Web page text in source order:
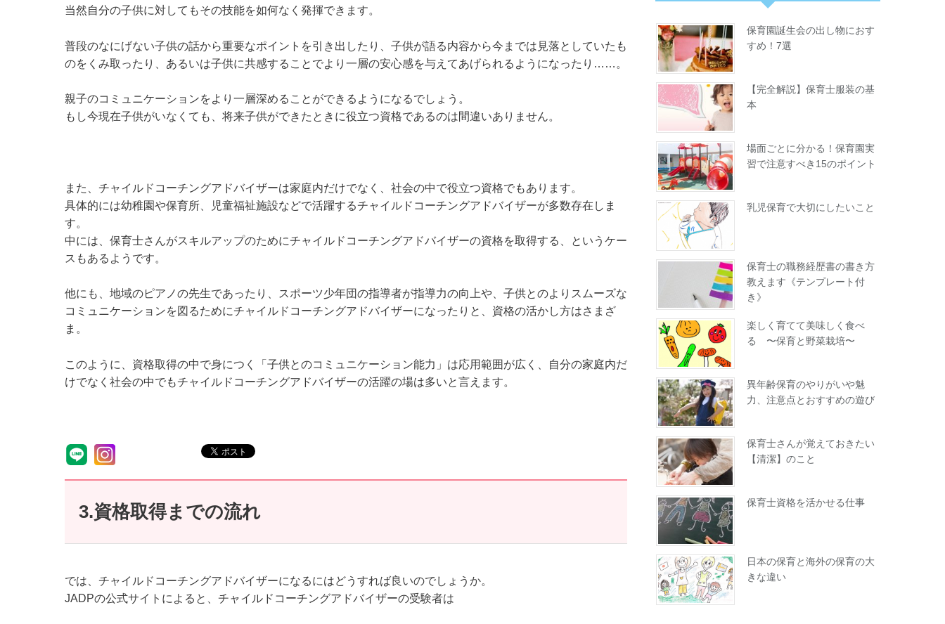
当然自分の子供に対してもその技能を如何なく発揮できます。
普段のなにげない子供の話から重要なポイントを引き出したり、子供が語る内容から今までは見落としていたも
のをくみ取ったり、あるいは子供に共感することでより一層の安心感を与えてあげられるようになったり……。
親子のコミュニケーションをより一層深めることができるようになるでしょう。
もし今現在子供がいなくても、将来子供ができたときに役立つ資格であるのは間違いありません。
また、チャイルドコーチングアドバイザーは家庭内だけでなく、社会の中で役立つ資格でもあります。
具体的には幼稚園や保育所、児童福祉施設などで活躍するチャイルドコーチングアドバイザーが多数存在しま
す。
中には、保育士さんがスキルアップのためにチャイルドコーチングアドバイザーの資格を取得する、というケー
スもあるようです。
他にも、地域のピアノの先生であったり、スポーツ少年団の指導者が指導力の向上や、子供とのよりスムーズな
コミュニケーションを図るためにチャイルドコーチングアドバイザーになったりと、資格の活かし方はさまざ
ま。
このように、資格取得の中で身につく「子供とのコミュニケーション能力」は応用範囲が広く、自分の家庭内だ
けでなく社会の中でもチャイルドコーチングアドバイザーの活躍の場は多いと言えます。
3.資格取得までの流れ
では、チャイルドコーチングアドバイザーになるにはどうすれば良いのでしょうか。
JADPの公式サイトによると、チャイルドコーチングアドバイザーの受験者は
保育園誕生会の出し物におす
すめ！7選
【完全解説】保育士服装の基
本
場面ごとに分かる！保育園実
習で注意すべき15のポイント
乳児保育で大切にしたいこと
保育士の職務経歴書の書き方
教えます《テンプレート付
き》
楽しく育てて美味しく食べ
る 〜保育と野菜栽培〜
異年齢保育のやりがいや魅
力、注意点とおすすめの遊び
保育士さんが覚えておきたい
【清潔】のこと
保育士資格を活かせる仕事
日本の保育と海外の保育の大
きな違い